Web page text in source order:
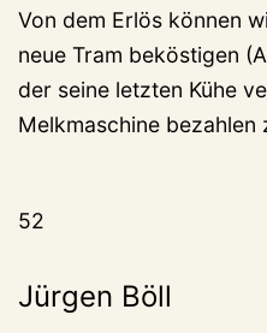
Von dem Erlös können
neue Tram beköstigen
der seine letzten Kühe
Melkmaschine bezahlen
52
Jürgen Böll